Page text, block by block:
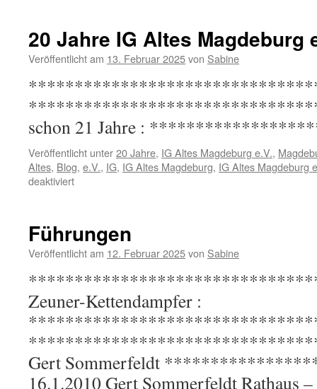
20 Jahre IG Altes Magdeburg
Veröffentlicht am 13. Februar 2025von Sabine
*********************************
schon 21 Jahre :
Veröffentlicht unter20 Jahre, IG Altes Magdeburg e.V.,
Altes, Blog, e.V., IG, IG Altes Magdeburg, IG Altes Magdeburg
deaktiviertfür
Altes
Magdeburg
Führungen
Veröffentlicht am 12. Februar 2025von Sabine
*********************************
Zeuner-Kettendampfer :
*********************************
Gert Sommerfeldt
16.1.2010 Gert Sommerfeldt Rathaus